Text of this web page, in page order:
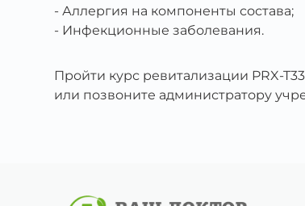
Аллергия на компоненты состава;
Инфекционные заболевания.
Пройти курс ревитализации PRX-
или позвоните администратору